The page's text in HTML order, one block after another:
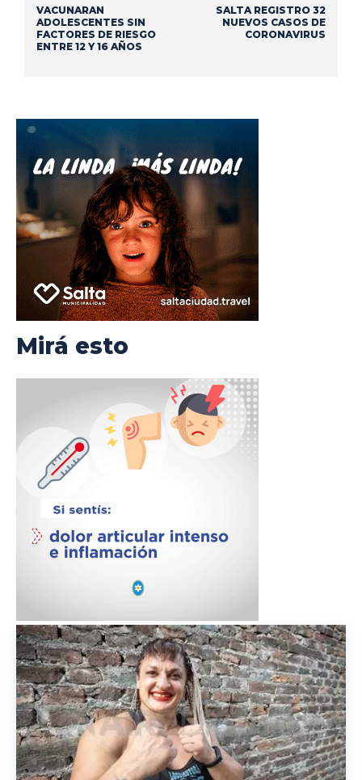
VACUNARAN
ADOLESCENTES SIN
FACTORES DE RIESGO
ENTRE 12 Y 16 AÑOS
SALTA REGISTRO 32
NUEVOS CASOS DE
CORONAVIRUS
Mirá esto